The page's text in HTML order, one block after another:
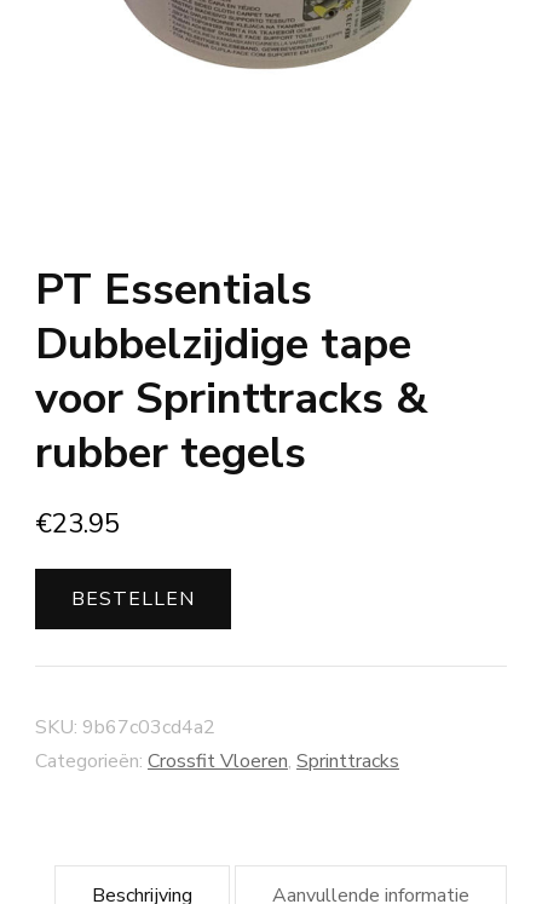
PT Essentials
Dubbelzijdige tape
voor Sprinttracks &
rubber tegels
€23.95
BESTELLEN
SKU: 9b67c03cd4a2
Categorieën: Crossfit Vloeren, Sprinttracks
Beschrijving Aanvullende informatie